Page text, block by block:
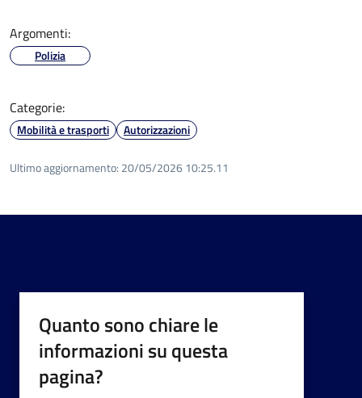
Argomenti:
Polizia
Categorie:
Mobilità e trasporti Autorizzazioni
Ultimo aggiornamento: 20/05/2026 10:25.11
Quanto sono chiare le
informazioni su questa
pagina?